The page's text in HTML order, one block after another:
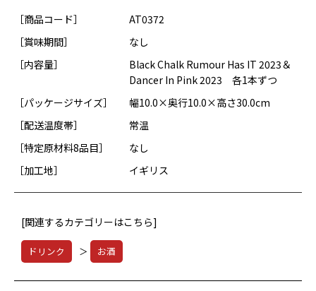
［商品コード］
AT0372
［賞味期間］
なし
［内容量］
Black Chalk Rumour Has IT 2023＆
Dancer In Pink 2023 各1本ずつ
［パッケージサイズ］
幅10.0×奥行10.0×高さ30.0cm
［配送温度帯］
常温
［特定原材料8品目］
なし
［加工地］
イギリス
[関連するカテゴリーはこちら]
ドリンク ＞ お酒